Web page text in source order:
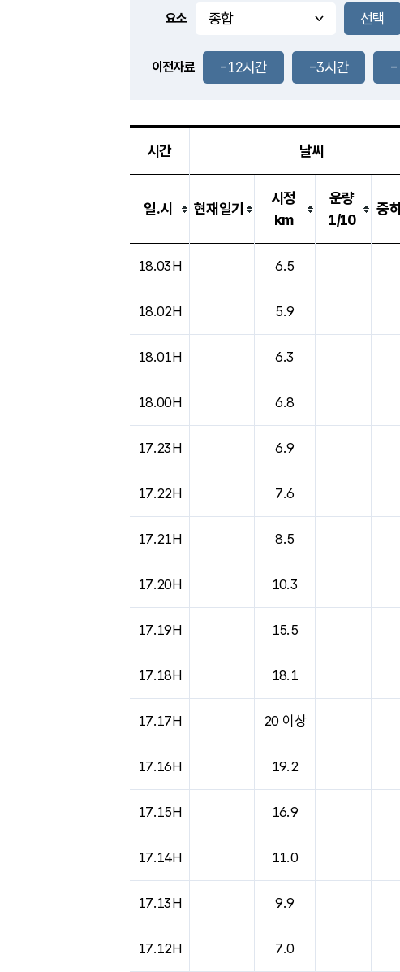
풍도
2.1m/s
-
요소
이전자료 -12시간 -3시간 -
시간 날씨
일.시 현재일기
시정
km
운량
1/10
중
18.03H 6.5
18.02H 5.9
18.01H 6.3
18.00H 6.8
17.23H 6.9
17.22H 7.6
17.21H 8.5
17.20H 10.3
17.19H 15.5
17.18H 18.1
17.17H 20 이상
17.16H 19.2
17.15H 16.9
17.14H 11.0
17.13H 9.9
17.12H 7.0